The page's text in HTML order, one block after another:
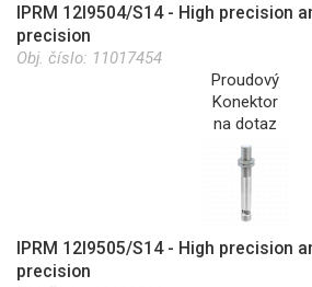
IPRM 12I9504/S14 - High precision
precision
Obj. číslo: 11017454
Proudový
Konektor
na dotaz
IPRM 12I9505/S14 - High precision
precision